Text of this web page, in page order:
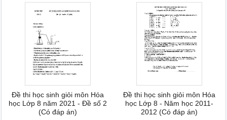
Đề thi học sinh giỏi môn Hóa
học Lớp 8 năm 2021 - Đề số 2
(Có đáp án)
Đề thi học sinh giỏi môn Hóa
học Lớp 8 - Năm học 2011-
2012 (Có đáp án)